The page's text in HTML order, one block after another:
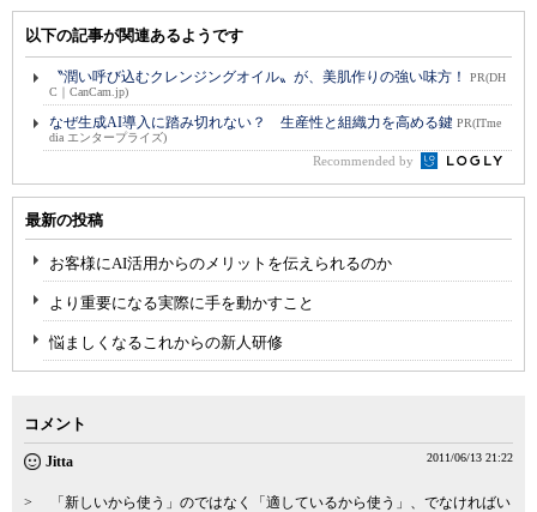
以下の記事が関連あるようです
〝潤い呼び込むクレンジングオイル〟が、美肌作りの強い味方！
PR(DH
C｜CanCam.jp)
なぜ生成AI導入に踏み切れない？ 生産性と組織力を高める鍵 PR(ITme
dia エンタープライズ)
Recommended by
最新の投稿
お客様にAI活用からのメリットを伝えられるのか
より重要になる実際に手を動かすこと
悩ましくなるこれからの新人研修
コメント
Jitta 2011/06/13 21:22
> 「新しいから使う」のではなく「適しているから使う」、でなければい